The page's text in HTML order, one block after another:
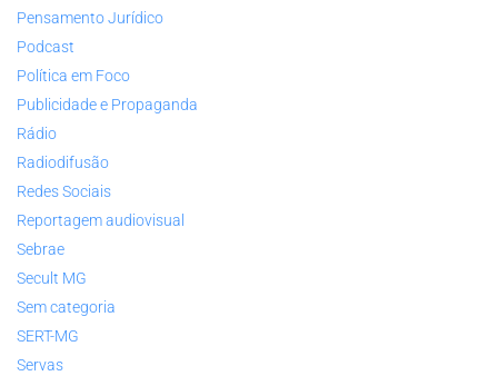
Pensamento Jurídico
Podcast
Política em Foco
Publicidade e Propaganda
Rádio
Radiodifusão
Redes Sociais
Reportagem audiovisual
Sebrae
Secult MG
Sem categoria
SERT-MG
Servas